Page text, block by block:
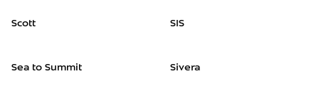
Scott
Sea to Summit
SIS
Sivera